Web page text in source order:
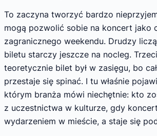
To zaczyna tworzyć bardzo
mogą pozwolić sobie na koncert jako
zagranicznego weekendu. Drudzy
biletu starczy jeszcze na nocleg.
teoretycznie bilet był w zasięgu, bo
przestaje się spinać. I tu właśnie
którym branża mówi niechętnie: kto
z uczestnictwa w kulturze, gdy
wydarzeniem w mieście, a staje się